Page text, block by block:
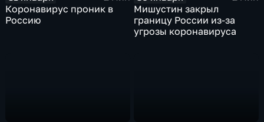
Коронавирус проник в
Россию
Мишустин закрыл
границу России из-за
угрозы коронавируса